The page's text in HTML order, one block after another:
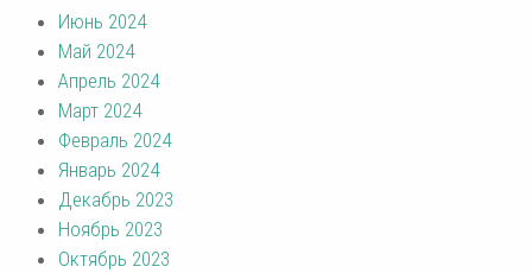
Июнь 2024
Май 2024
Апрель 2024
Март 2024
Февраль 2024
Январь 2024
Декабрь 2023
Ноябрь 2023
Октябрь 2023